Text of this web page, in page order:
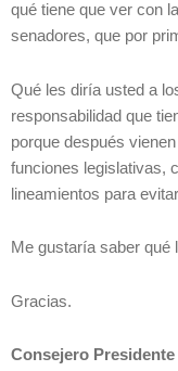
qué tiene que ver con
senadores, que por
Qué les diría usted a
responsabilidad que
porque después
funciones legislativas,
lineamientos para
Me gustaría saber qué
Gracias.
Consejero